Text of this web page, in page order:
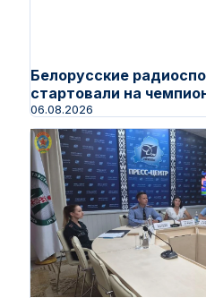
Белорусские
стартовали на
06.08.2026